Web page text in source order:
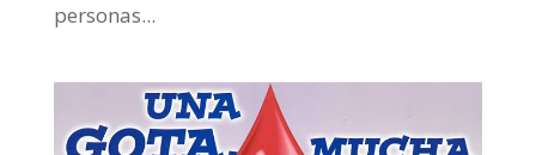
personas...